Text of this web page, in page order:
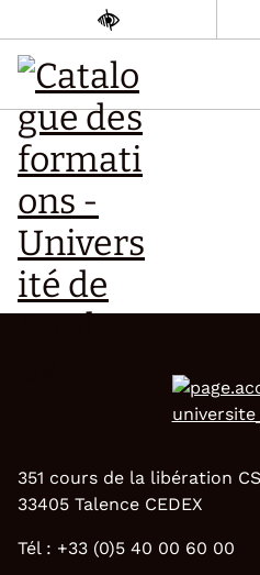
351 cours de la libération
33405 Talence CEDEX
Tél : +33 (0)5 40 00 60 00